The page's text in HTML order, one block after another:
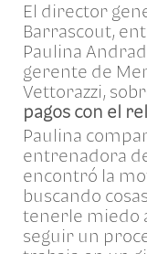
El director
Barrascout,
Paulina
gerente de
Vettorazzi,
pagos con el
Paulina
entrenadora
encontró la
buscando
tenerle miedo
seguir un